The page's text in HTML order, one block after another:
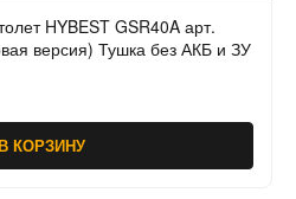
HYBEST GSR40A арт.
версия) Тушка без АКБ и ЗУ
КОРЗИНУ